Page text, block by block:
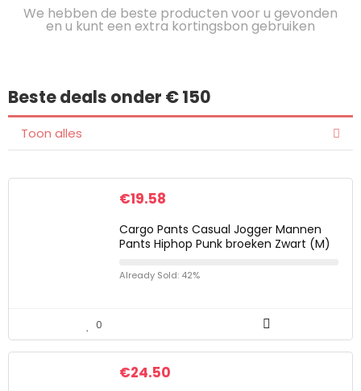
We hebben de beste producten voor u gevonden
en u kunt een extra kortingsbon gebruiken
Beste deals onder € 150
Toon alles
€19.58
Cargo Pants Casual Jogger Mannen
Pants Hiphop Punk broeken Zwart (M)
Already Sold: 42%
0
€24.50